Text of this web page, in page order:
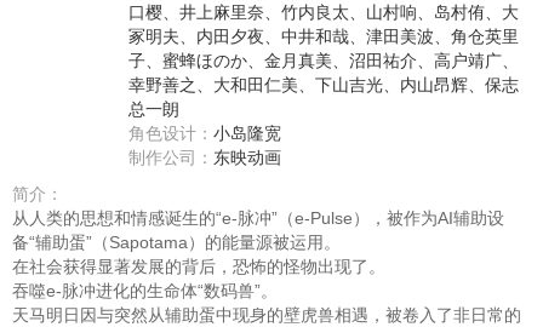
口樱、 井上麻里奈、 竹内良太、 山村响、 岛村侑、 大
冢明夫、 内田夕夜、 中井和哉、 津田美波、 角仓英里
子、 蜜蜂ほのか、 金月真美、 沼田祐介、 高户靖广、
幸野善之、 大和田仁美、 下山吉光、 内山昂辉、 保志
总一朗
角色设计： 小岛隆宽
制作公司： 东映动画
简介：
从人类的思想和情感诞生的“e-脉冲”（e-Pulse），被作为AI辅助设
备“辅助蛋”（Sapotama）的能量源被运用。
在社会获得显著发展的背后，恐怖的怪物出现了。
吞噬e-脉冲进化的生命体“数码兽”。
天马明日因与突然从辅助蛋中现身的壁虎兽相遇，被卷入了非日常的